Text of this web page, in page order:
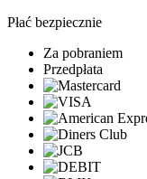
Płać bezpiecznie
Za pobraniem
Przedpłata